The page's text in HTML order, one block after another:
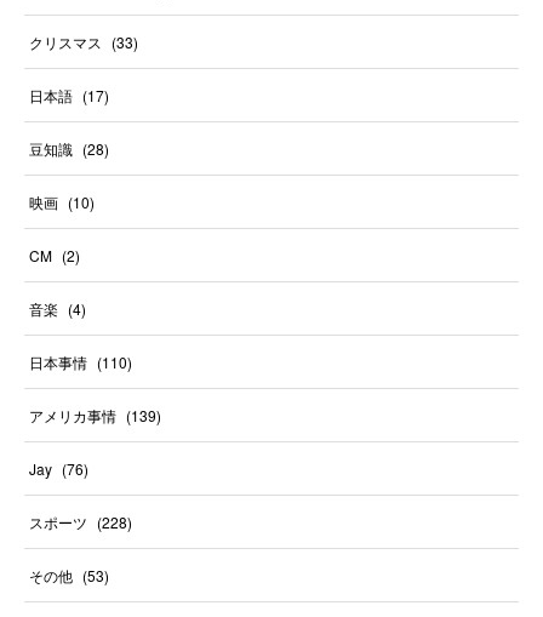
クリスマス (33)
日本語 (17)
豆知識 (28)
映画 (10)
CM (2)
音楽 (4)
日本事情 (110)
アメリカ事情 (139)
Jay (76)
スポーツ (228)
その他 (53)